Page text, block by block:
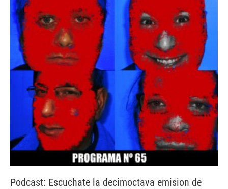
Podcast: Escuchate la decimoctava emision de